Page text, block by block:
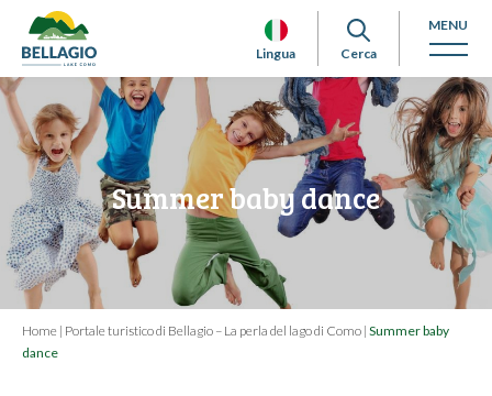
MENU
Cerca
Lingua
Summer baby dance
Home | Portale turistico di Bellagio – La perla del lago di Como | Summer baby
dance